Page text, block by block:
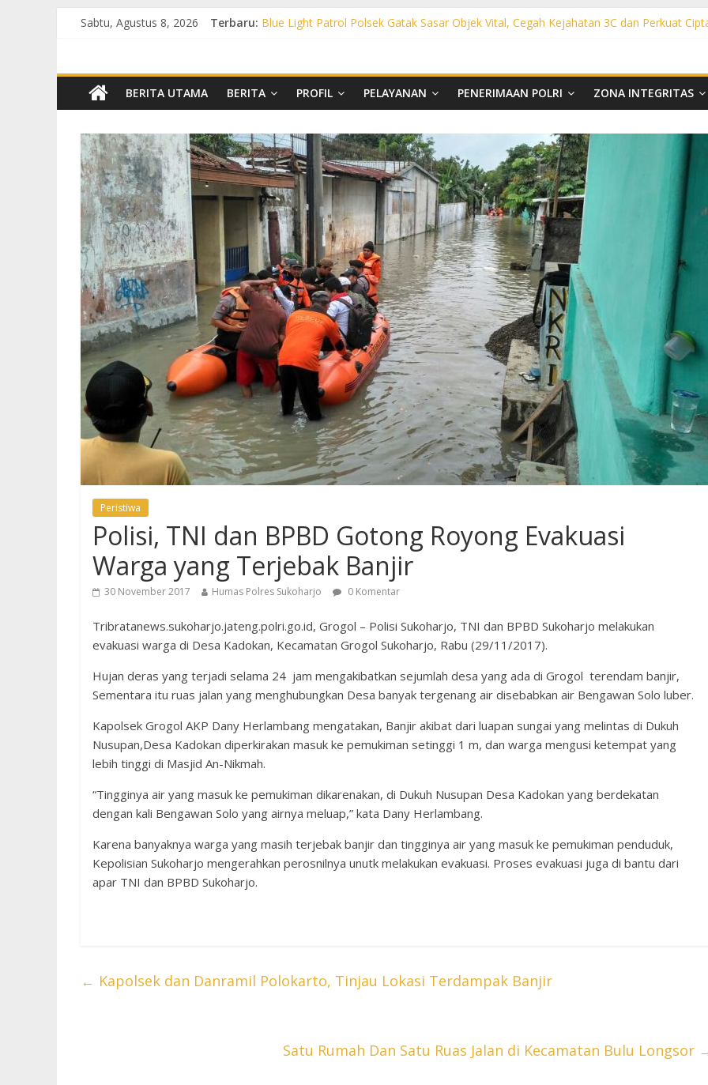
Sabtu, Agustus 8, 2026 Terbaru: Blue Light Patrol Polsek Gatak Sasar Objek Vital, Cegah Kejahatan 3C dan Perkuat
Patroli Blue Light Polsek Nguter Sasar Perbankan hingga Permukiman, Antisipasi 3C
Blue Light Patrol Polsek Tawangsari Sisir Belasan Desa, Cegah Kejahatan 3C dan
BERITA UTAMA BERITA PROFIL PELAYANAN PENERIMAAN POLRI ZONA INTEGRITAS
Peristiwa
Polisi, TNI dan BPBD Gotong Royong Evakuasi
Warga yang Terjebak Banjir
30 November 2017 Humas Polres Sukoharjo 0 Komentar
Tribratanews.sukoharjo.jateng.polri.go.id, Grogol – Polisi Sukoharjo, TNI dan BPBD Sukoharjo melakukan
evakuasi warga di Desa Kadokan, Kecamatan Grogol Sukoharjo, Rabu (29/11/2017).
Hujan deras yang terjadi selama 24 jam mengakibatkan sejumlah desa yang ada di Grogol terendam banjir,
Sementara itu ruas jalan yang menghubungkan Desa banyak tergenang air disebabkan air Bengawan Solo luber.
Kapolsek Grogol AKP Dany Herlambang mengatakan, Banjir akibat dari luapan sungai yang melintas di Dukuh
Nusupan,Desa Kadokan diperkirakan masuk ke pemukiman setinggi 1 m, dan warga mengusi ketempat yang
lebih tinggi di Masjid An-Nikmah.
“Tingginya air yang masuk ke pemukiman dikarenakan, di Dukuh Nusupan Desa Kadokan yang berdekatan
dengan kali Bengawan Solo yang airnya meluap,” kata Dany Herlambang.
Karena banyaknya warga yang masih terjebak banjir dan tingginya air yang masuk ke pemukiman penduduk,
Kepolisian Sukoharjo mengerahkan perosnilnya unutk melakukan evakuasi. Proses evakuasi juga di bantu dari
apar TNI dan BPBD Sukoharjo.
← Kapolsek dan Danramil Polokarto, Tinjau Lokasi Terdampak Banjir
Satu Rumah Dan Satu Ruas Jalan di Kecamatan Bulu Longsor